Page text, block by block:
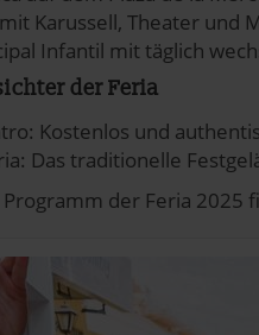
Karussell, Theater und
Infantil mit täglich
der Feria
Kostenlos und
Das traditionelle
Programm der Feria 2025